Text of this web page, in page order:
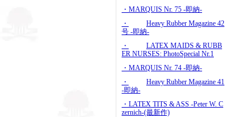
・MARQUIS Nr. 75 -即納-
・
Heavy Rubber Magazine 42
号 -即納-
・
LATEX MAIDS & RUBB
ER NURSES: PhotoSpecial Nr.1
・MARQUIS Nr. 74 -即納-
・
Heavy Rubber Magazine 41
-即納-
・LATEX TITS & ASS -Peter W. C
zernich-(最新作)